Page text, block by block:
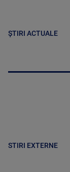
ȘTIRI ACTUALE
STIRI EXTERNE